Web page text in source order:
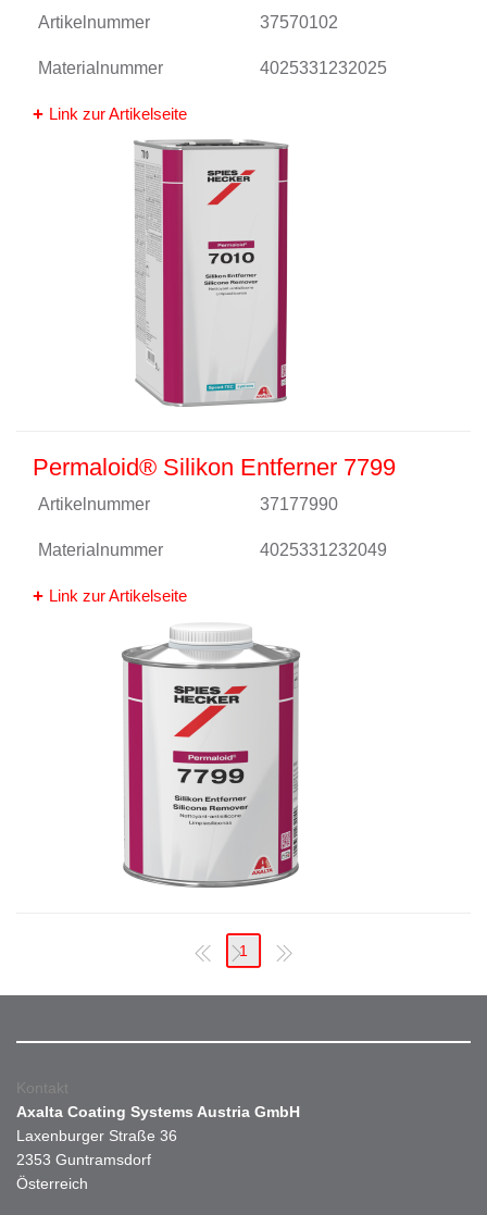
Artikelnummer 37570102
Materialnummer 4025331232025
Link zur Artikelseite
Permaloid® Silikon Entferner 7799
Artikelnummer 37177990
Materialnummer 4025331232049
Link zur Artikelseite
1
Kontakt
Axalta Coating Systems Austria GmbH
Laxenburger Straße 36
2353 Guntramsdorf
Österreich